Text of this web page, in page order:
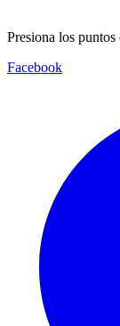
Presiona los
Facebook